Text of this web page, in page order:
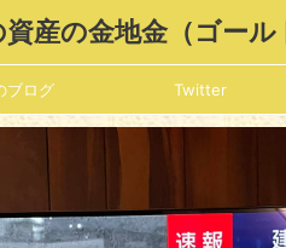
産の金地金（ゴー
ブログ Twitter